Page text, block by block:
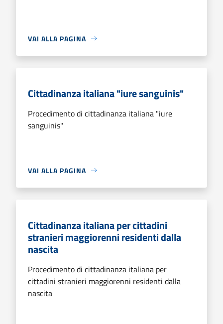
VAI ALLA PAGINA
Cittadinanza italiana "iure sanguinis"
Procedimento di cittadinanza italiana "iure
sanguinis"
VAI ALLA PAGINA
Cittadinanza italiana per cittadini
stranieri maggiorenni residenti dalla
nascita
Procedimento di cittadinanza italiana per
cittadini stranieri maggiorenni residenti dalla
nascita